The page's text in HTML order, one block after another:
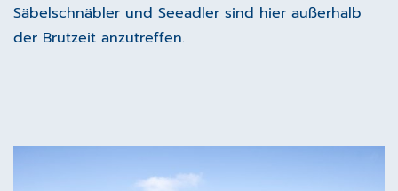
Säbelschnäbler und Seeadler sind hier außerhalb
der Brutzeit anzutreffen.